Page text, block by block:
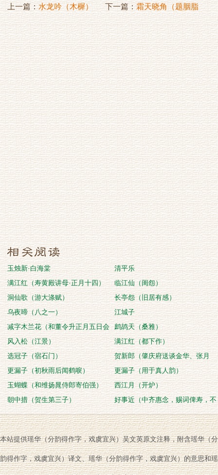
上一篇：水龙吟（木樨） 下一篇：霜天晓角（题胭脂
岭陶氏门）
玉烛新·白海棠
清平乐
满江红（寿黄殿讲母·正月十四）
临江仙（闺怨）
洞仙歌（游大涤赋）
长亭怨（旧居有感）
乌夜啼（八之一）
江城子
减字木兰花（和董令升正月五日会
客）
鹧鸪天（桑雅）
风入松（江景）
满江红（都下作）
选冠子（宿石门）
贺新郎（肇庆府送谈金华、张月
窗）
更漏子（初秋雨后闻鹤唳）
更漏子（用于真人韵）
玉蝴蝶（和维扬晁侍郎寄伯强）
西江月（开炉）
朝中措（贺生第三子）
好事近（中齐惠念，赐词俾寿，不
胜岁寒兄弟之意）
本站提供瑶华（分韵得作字，戏虞宜兴）吴文英原文注释，附含瑶华（分
韵得作字，戏虞宜兴）译文、瑶华（分韵得作字，戏虞宜兴）的意思和瑶